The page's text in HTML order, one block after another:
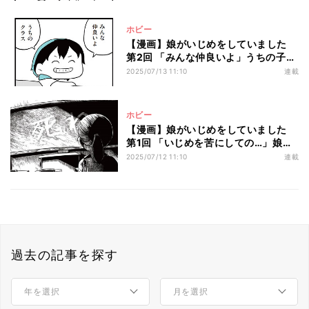
ホビー
【漫画】娘がいじめをしていました
第2回 「みんな仲良いよ」うちの子に
限って、いじめにかかわるなんてある
2025/07/13 11:10 連載
ホビー
【漫画】娘がいじめをしていました
第1回 「いじめを苦にしての…」娘が
いじめをしていました - プロローグ
2025/07/12 11:10 連載
過去の記事を探す